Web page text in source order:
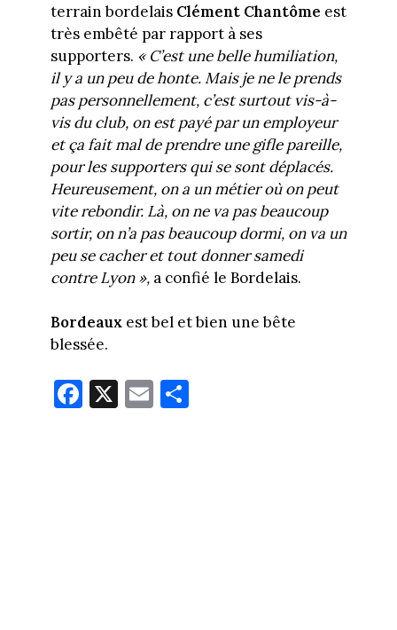
terrain bordelais Clément Chantôme est
très embêté par rapport à ses
supporters. « C’est une belle humiliation,
il y a un peu de honte. Mais je ne le prends
pas personnellement, c’est surtout vis-à-
vis du club, on est payé par un employeur
et ça fait mal de prendre une gifle pareille,
pour les supporters qui se sont déplacés.
Heureusement, on a un métier où on peut
vite rebondir. Là, on ne va pas beaucoup
sortir, on n’a pas beaucoup dormi, on va un
peu se cacher et tout donner samedi
contre Lyon », a confié le Bordelais.
Bordeauxest bel et bien une bête
blessée.
Fa
ce
X E
m
Pa
rt